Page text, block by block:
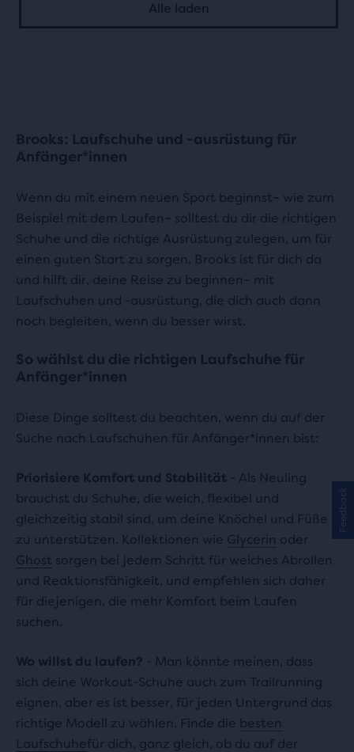
86
mit
Alle laden
Brooks: Laufschuhe und -ausrüstung für
Anfänger*innen
Wenn du mit einem neuen Sport beginnst– wie zum
Beispiel mit dem Laufen– solltest du dir die richtigen
Schuhe und die richtige Ausrüstung zulegen, um für
einen guten Start zu sorgen. Brooks ist für dich da
und hilft dir, deine Reise zu beginnen– mit
Laufschuhen und -ausrüstung, die dich auch dann
noch begleiten, wenn du besser wirst.
So wählst du die richtigen Laufschuhe für
Anfänger*innen
Diese Dinge solltest du beachten, wenn du auf der
Suche nach Laufschuhen für Anfänger*innen bist:
Priorisiere Komfort und Stabilität - Als Neuling
brauchst du Schuhe, die weich, flexibel und
gleichzeitig stabil sind, um deine Knöchel und Füße
zu unterstützen. Kollektionen wie Glycerin oder
Ghost sorgen bei jedem Schritt für weiches Abrollen
und Reaktionsfähigkeit, und empfehlen sich daher
für diejenigen, die mehr Komfort beim Laufen
suchen.
Wo willst du laufen? - Man könnte meinen, dass
sich deine Workout-Schuhe auch zum Trailrunning
eignen, aber es ist besser, für jeden Untergrund das
richtige Modell zu wählen. Finde die besten
Laufschuhefür dich, ganz gleich, ob du auf der
Feedback